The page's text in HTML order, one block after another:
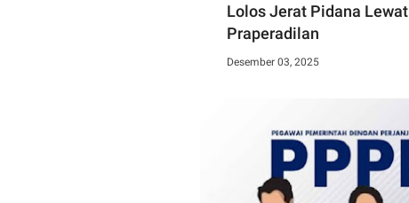
Lolos Jerat Pidana Lewat
Praperadilan
Desember 03, 2025